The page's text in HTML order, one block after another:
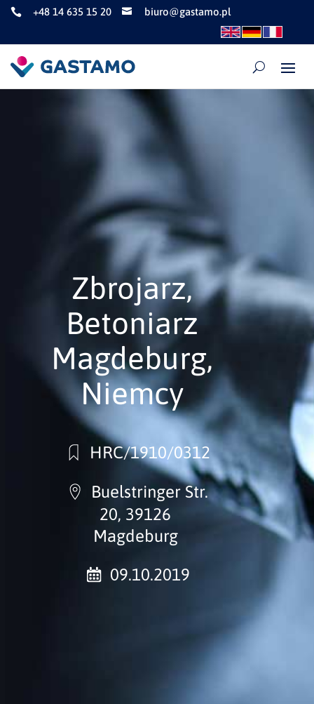
 +48 14 635 15 20  biuro@gastamo.pl
Zbrojarz,
Betoniarz
Magdeburg,
Niemcy
HRC/1910/0312
Buelstringer Str.
20, 39126
Magdeburg
09.10.2019